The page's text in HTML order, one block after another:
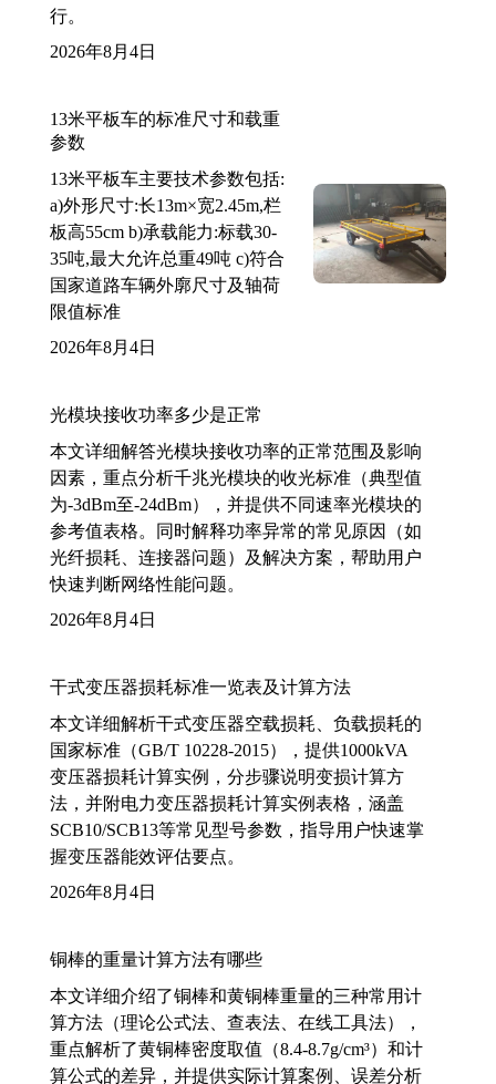
行。
2026年8月4日
13米平板车的标准尺寸和载重
参数
13米平板车主要技术参数包括:
a)外形尺寸:长13m×宽2.45m,栏
板高55cm b)承载能力:标载30-
35吨,最大允许总重49吨 c)符合
国家道路车辆外廓尺寸及轴荷
限值标准
2026年8月4日
光模块接收功率多少是正常
本文详细解答光模块接收功率的正常范围及影响
因素，重点分析千兆光模块的收光标准（典型值
为-3dBm至-24dBm），并提供不同速率光模块的
参考值表格。同时解释功率异常的常见原因（如
光纤损耗、连接器问题）及解决方案，帮助用户
快速判断网络性能问题。
2026年8月4日
干式变压器损耗标准一览表及计算方法
本文详细解析干式变压器空载损耗、负载损耗的
国家标准（GB/T 10228-2015），提供1000kVA
变压器损耗计算实例，分步骤说明变损计算方
法，并附电力变压器损耗计算实例表格，涵盖
SCB10/SCB13等常见型号参数，指导用户快速掌
握变压器能效评估要点。
2026年8月4日
铜棒的重量计算方法有哪些
本文详细介绍了铜棒和黄铜棒重量的三种常用计
算方法（理论公式法、查表法、在线工具法），
重点解析了黄铜棒密度取值（8.4-8.7g/cm³）和计
算公式的差异，并提供实际计算案例、误差分析